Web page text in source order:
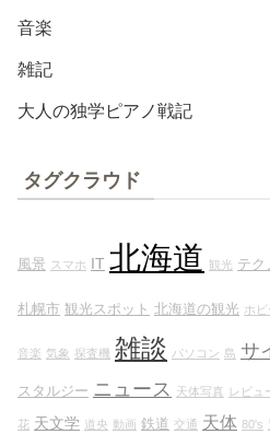
音楽
雑記
大人の独学ピアノ戦記
タグクラウド
風景 スマホ IT 北海道 観光 テク
札幌市 観光スポット 北海道の観光 ホビ
音楽 気象 探査機 雑談 パソコン 島 サ
スタルジー ニュース 天体写真 レビュ
花 天文学 道央 動画 鉄道 交通 天体 80's